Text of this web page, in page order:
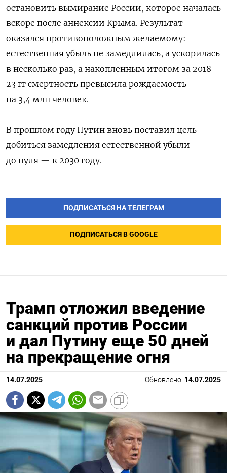
остановить вымирание России, которое началась
вскоре после аннексии Крыма. Результат
оказался противоположным желаемому:
естественная убыль не замедлилась, а ускорилась
в несколько раз, а накопленным итогом за 2018-
23 гг смертность превысила рождаемость
на 3,4 млн человек.
В прошлом году Путин вновь поставил цель
добиться замедления естественной убыли
до нуля — к 2030 году.
ПОДПИСАТЬСЯ НА ТЕЛЕГРАМ
ПОДПИСАТЬСЯ В GOOGLE
Трамп отложил введение
санкций против России
и дал Путину еще 50 дней
на прекращение огня
14.07.2025 Обновлено: 14.07.2025